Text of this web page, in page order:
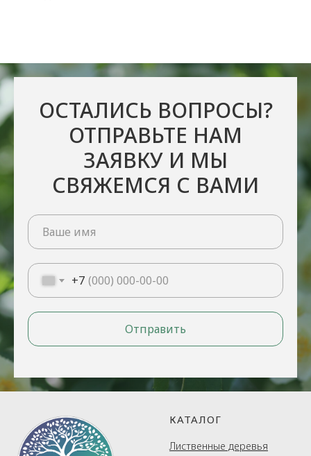
ОСТАЛИСЬ ВОПРОСЫ?
ОТПРАВЬТЕ НАМ
ЗАЯВКУ И МЫ
СВЯЖЕМСЯ С ВАМИ
+7
Отправить
КАТАЛОГ
Лиственные деревья